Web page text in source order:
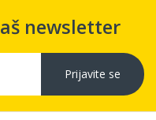
newsletter
Prijavite se